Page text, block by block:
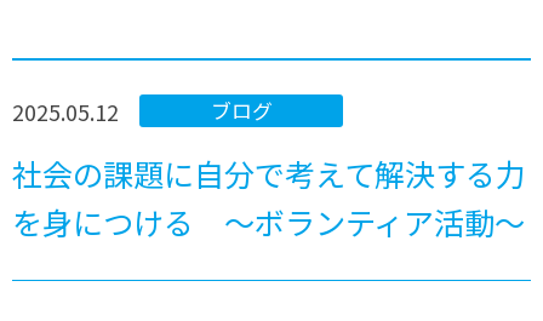
ブログ
2025.05.12
社会の課題に自分で考えて解決する力
を身につける ～ボランティア活動～